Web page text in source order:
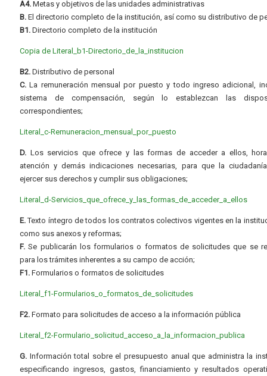
A4. Metas y objetivos de las unidades administrativas
B. El directorio completo de la institución, así como su distributivo de
B1. Directorio completo de la institución
Copia de Literal_b1-Directorio_de_la_institucion
B2. Distributivo de personal
C. La remuneración mensual por puesto y todo ingreso adicional,
sistema de compensación, según lo establezcan las
correspondientes;
Literal_c-Remuneracion_mensual_por_puesto
D. Los servicios que ofrece y las formas de acceder a ellos,
atención y demás indicaciones necesarias, para que la
ejercer sus derechos y cumplir sus obligaciones;
Literal_d-Servicios_que_ofrece_y_las_formas_de_acceder_a_ellos
E.Texto íntegro de todos los contratos colectivos vigentes en la
como sus anexos y reformas;
F. Se publicarán los formularios o formatos de solicitudes que se
para los trámites inherentes a su campo de acción;
F1. Formularios o formatos de solicitudes
Literal_f1-Formularios_o_formatos_de_solicitudes
F2. Formato para solicitudes de acceso a la información pública
Literal_f2-Formulario_solicitud_acceso_a_la_informacion_publica
G. Información total sobre el presupuesto anual que administra la
especificando ingresos, gastos, financiamiento y resultados